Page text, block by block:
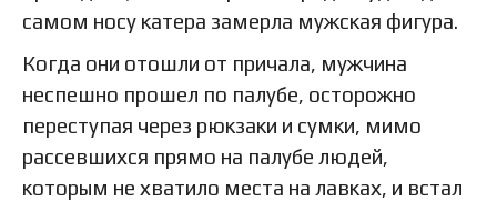
самом носу катера замерла мужская фигура.
Когда они отошли от причала, мужчина
неспешно прошел по палубе, осторожно
переступая через рюкзаки и сумки, мимо
рассевшихся прямо на палубе людей,
которым не хватило места на лавках, и встал